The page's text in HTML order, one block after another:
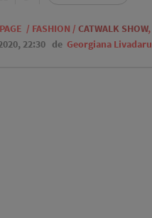
/ FASHION / CATWALK SHOW,
22:30 de Georgiana Livadaru